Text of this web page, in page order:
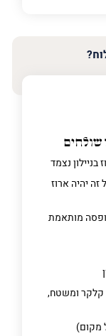
שולחים
נצמד
יהיה ארוז
קופסה מותאמת
קלקר ומשטח,
מקום)